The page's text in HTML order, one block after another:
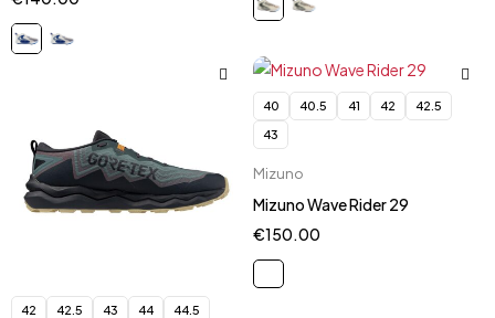
42 42.5 43 44
44.5
40 40.5 41 42
42.5
43
Mizuno
Mizuno Wave Rider 29
€150.00